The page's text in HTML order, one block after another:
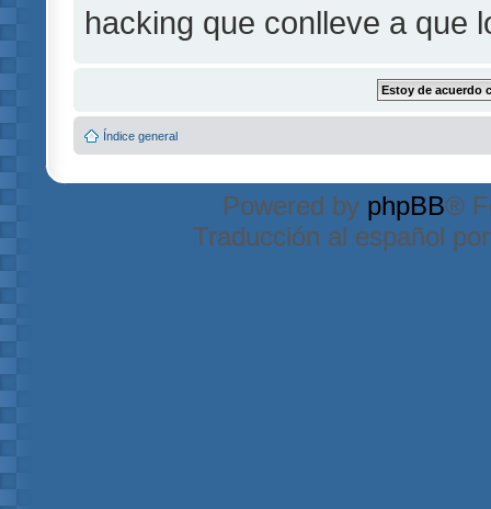
hacking que conlleve a que
Índice general
Powered by phpBB®
Traducción al español